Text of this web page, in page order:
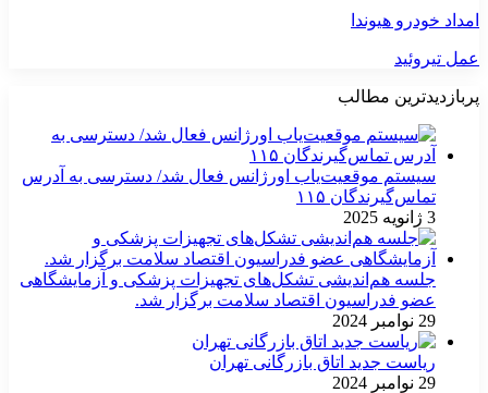
امداد خودرو هیوندا
عمل تیروئید
پربازدیدترین مطالب
سیستم موقعیت‌یاب اورژانس فعال شد/ دسترسی به آدرس
تماس‌گیرندگان ۱۱۵
3 ژانویه 2025
جلسه هم‌اندیشی تشکل‌های تجهیزات پزشکی و آزمایشگاهی
عضو فدراسیون اقتصاد سلامت برگزار شد.
29 نوامبر 2024
ریاست جدید اتاق بازرگانی تهران
29 نوامبر 2024